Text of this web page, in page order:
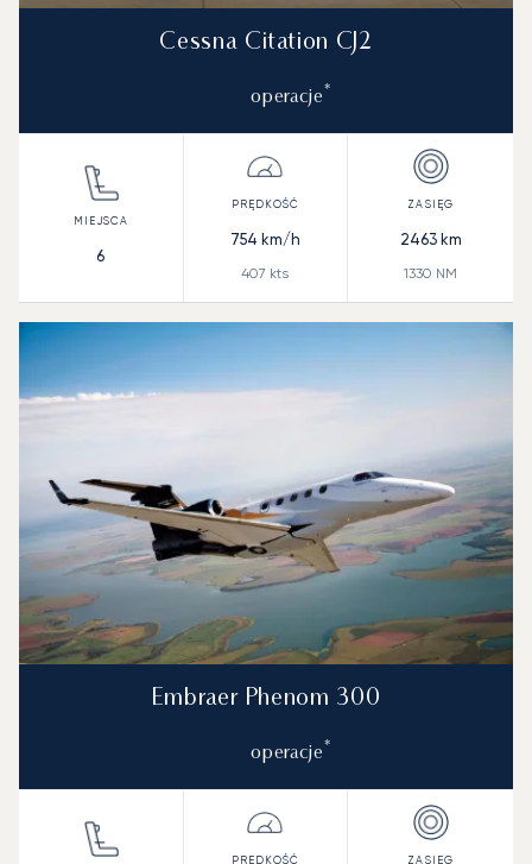
Cessna Citation CJ2
operacje*
6
754 km/h
407 kts
2463km
1330 NM
Embraer Phenom 300
operacje*